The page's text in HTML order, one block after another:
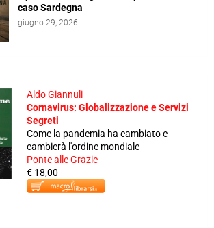
caso Sardegna
giugno 29, 2026
Aldo Giannuli
Cornavirus: Globalizzazione e Servizi
Segreti
Come la pandemia ha cambiato e
cambierà l'ordine mondiale
Ponte alle Grazie
€ 18,00